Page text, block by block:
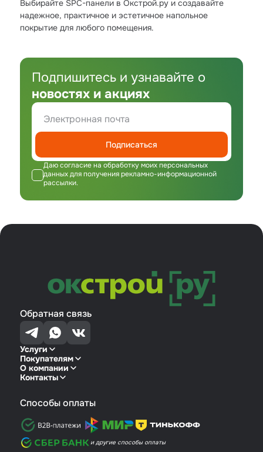
Выбирайте SPC-панели в Окстрой.ру и создавайте
надежное, практичное и эстетичное напольное
покрытие для любого помещения.
Подпишитесь и узнавайте о
новостях и акциях
Подписаться
Даю согласие на обработку моих персональных
данных для получения рекламно-информационной
рассылки.
Обратная связь
Услуги
Покупателям
О компании
Контакты
Способы оплаты
и другие способы оплаты